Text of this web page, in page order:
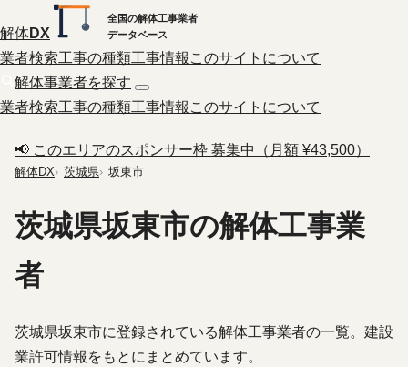
解体DX
全国の解体工事業者
データベース
業者検索工事の種類工事情報 このサイトについて
解体事業者を探す
業者検索工事の種類工事情報 このサイトについて
📢 このエリアのスポンサー枠 募集中（月額 ¥43,500）
解体DX 茨城県 坂東市
茨城県坂東市の解体工事業
者
茨城県坂東市に登録されている解体工事業者の一覧。建設
業許可情報をもとにまとめています。